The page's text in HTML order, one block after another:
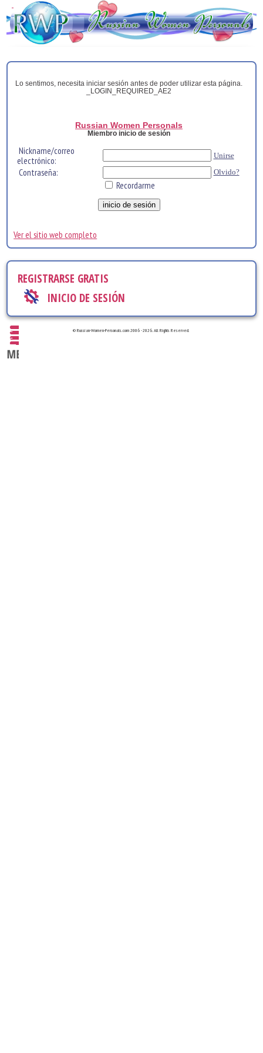
Lo sentimos, necesita iniciar sesión antes de poder utilizar esta página.
_LOGIN_REQUIRED_AE2
Russian Women Personals
Miembro inicio de sesión
Nickname/correo
electrónico:
Unirse
Contraseña: Olvido?
Recordarme
Ver el sitio web completo
REGISTRARSE GRATIS
INICIO DE SESIÓN
© Russian-Women-Personals.com 2006 - 2026. All Rights Reserved.